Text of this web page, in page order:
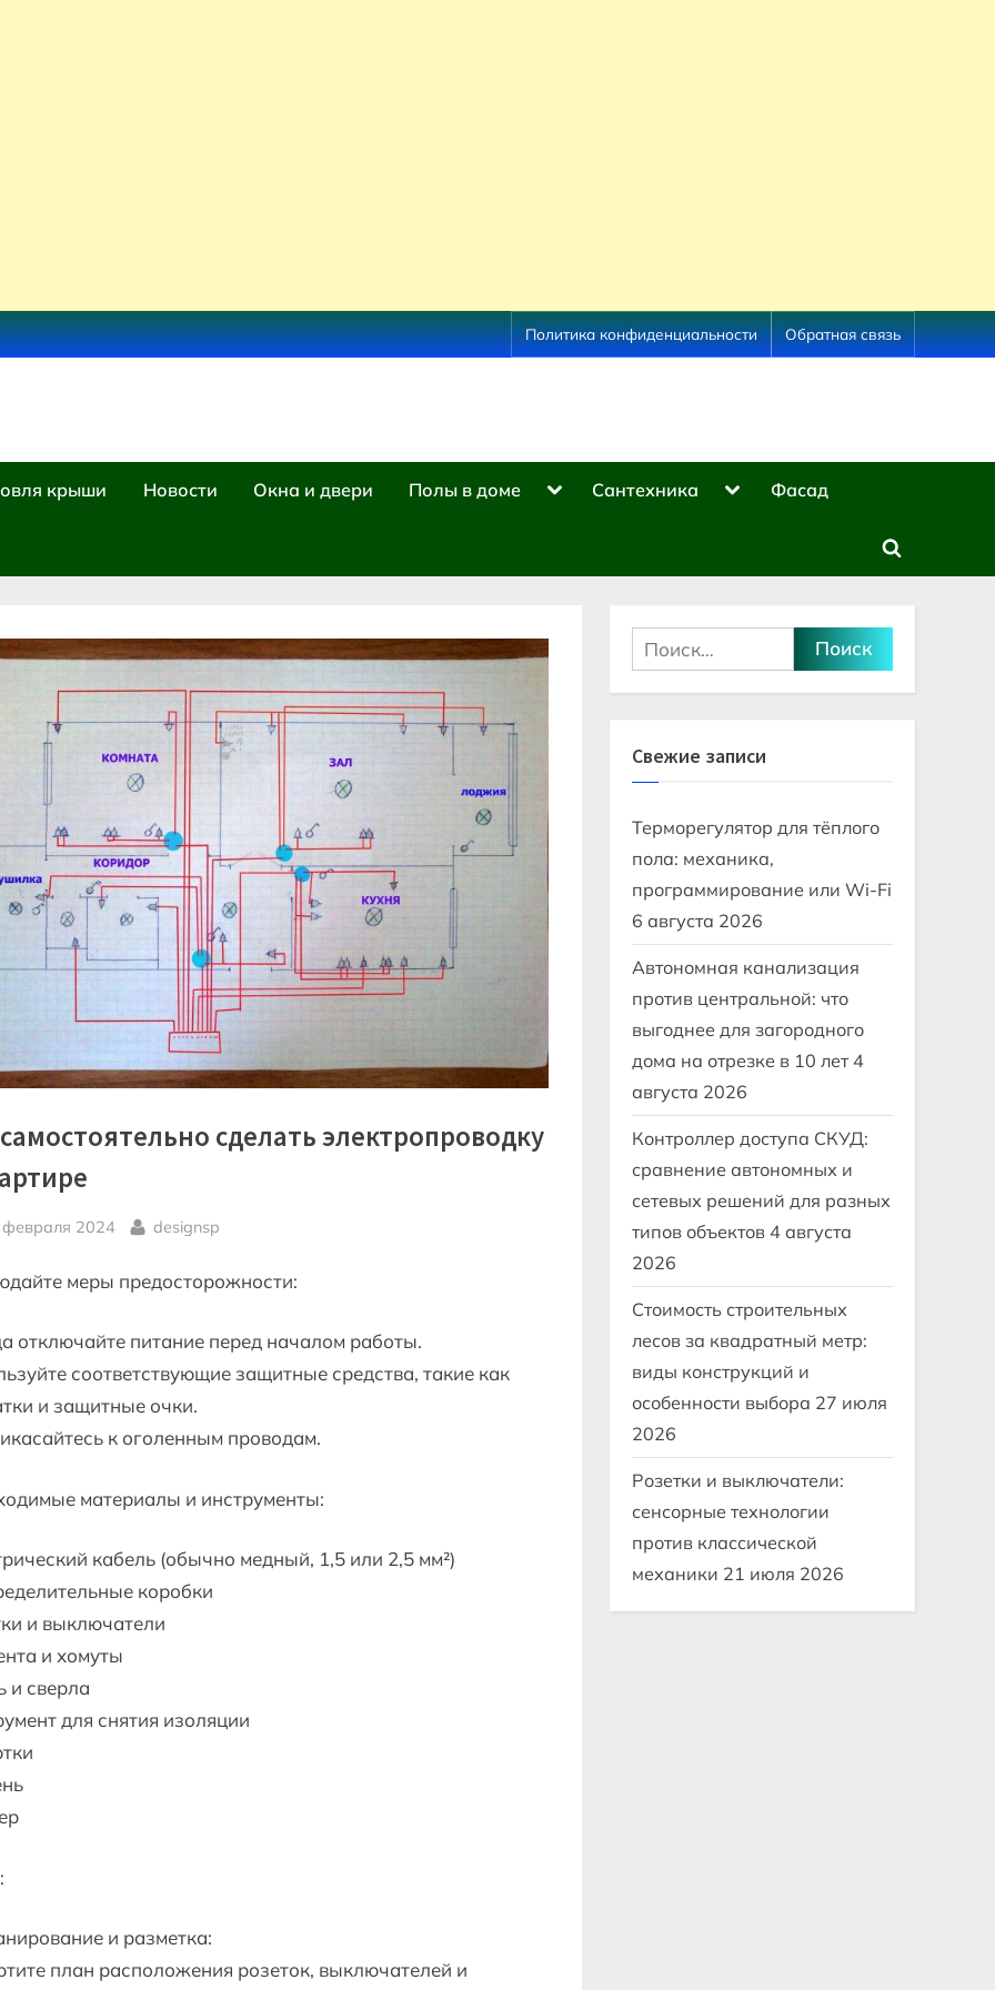
Политика конфиденциальности Обратная связь
крыши Новости Окна и двери Полы в доме
ToggleСантехника
ToggleФасад
Toggle
form
сделать электропроводку
2024 By
designsp
меры предосторожности:
отключайте питание перед началом работы.
соответствующие защитные средства, такие как
и защитные очки.
к оголенным проводам.
материалы и инструменты:
кабель (обычно медный, 1,5 или 2,5 мм²)
коробки
и выключатели
и хомуты
и сверла
для снятия изоляции
и разметка:
план расположения розеток, выключателей и
Найти:
Свежие записи
Терморегулятор для тёплого
пола: механика,
программирование или Wi-Fi
6 августа 2026
Автономная канализация
против центральной: что
выгоднее для загородного
дома на отрезке в 10 лет 4
августа 2026
Контроллер доступа СКУД:
сравнение автономных и
сетевых решений для разных
типов объектов 4 августа
2026
Стоимость строительных
лесов за квадратный метр:
виды конструкций и
особенности выбора 27 июля
2026
Розетки и выключатели:
сенсорные технологии
против классической
механики 21 июля 2026